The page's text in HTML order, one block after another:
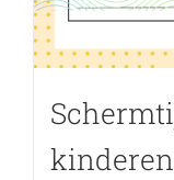
kinderen